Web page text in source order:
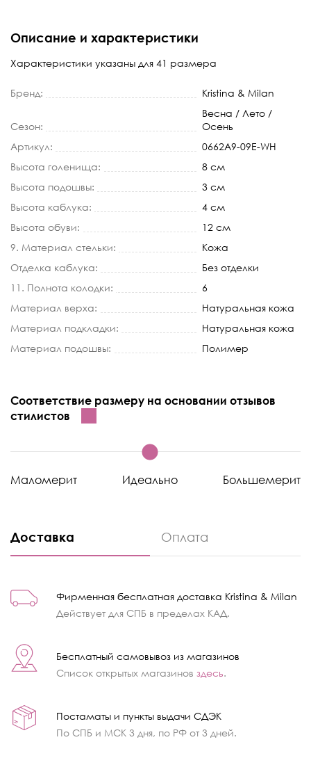
Описание и характеристики
Характеристики указаны для 41 размера
Бренд: Kristina & Milan
Сезон:
Весна / Лето /
Осень
Артикул:
0662A9-09E-WH
Высота голенища:
8 см
Высота подошвы:
3 см
Высота каблука:
4 см
Высота обуви:
12 см
9. Материал стельки:
Кожа
Отделка каблука:
Без отделки
11. Полнота колодки:
6
Материал верха:
Натуральная кожа
Материал подкладки:
Натуральная кожа
Материал подошвы:
Полимер
Соответствие размеру на основании отзывов
стилистов
Маломерит Идеально Большемерит
Доставка Оплата
Фирменная бесплатная доставка Kristina & Milan
Действует для СПБ в пределах КАД.
Бесплатный самовывоз из магазинов
Список открытых магазинов здесь.
Постаматы и пункты выдачи СДЭК
По СПБ и МСК 3 дня, по РФ от 3 дней.